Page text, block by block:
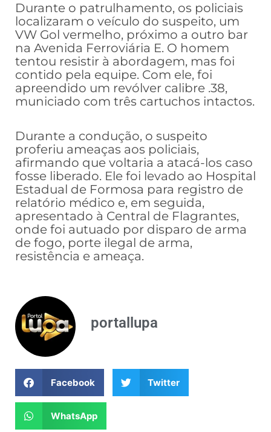
Durante o patrulhamento, os policiais
localizaram o veículo do suspeito, um
VW Gol vermelho, próximo a outro bar
na Avenida Ferroviária E. O homem
tentou resistir à abordagem, mas foi
contido pela equipe. Com ele, foi
apreendido um revólver calibre .38,
municiado com três cartuchos intactos.
Durante a condução, o suspeito
proferiu ameaças aos policiais,
afirmando que voltaria a atacá-los caso
fosse liberado. Ele foi levado ao Hospital
Estadual de Formosa para registro de
relatório médico e, em seguida,
apresentado à Central de Flagrantes,
onde foi autuado por disparo de arma
de fogo, porte ilegal de arma,
resistência e ameaça.
portallupa
Facebook Twitter
WhatsApp